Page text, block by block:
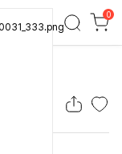
드 0